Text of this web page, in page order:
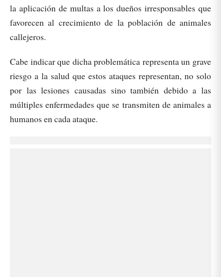
la aplicación de multas a los dueños irresponsables que
favorecen al crecimiento de la población de animales
callejeros.
Cabe indicar que dicha problemática representa un grave
riesgo a la salud que estos ataques representan, no solo
por las lesiones causadas sino también debido a las
múltiples enfermedades que se transmiten de animales a
humanos en cada ataque.